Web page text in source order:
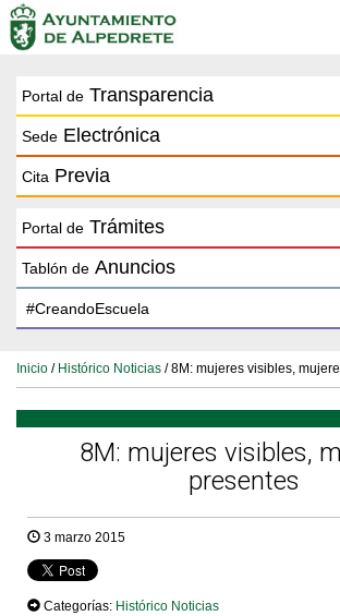
Portal de Transparencia
Sede Electrónica
Cita Previa
Portal de Trámites
Tablón de Anuncios
Inicio / Histórico Noticias / 8M: mujeres visibles,
8M: mujeres visibles,
presentes
3 marzo 2015
Categorías: Histórico Noticias